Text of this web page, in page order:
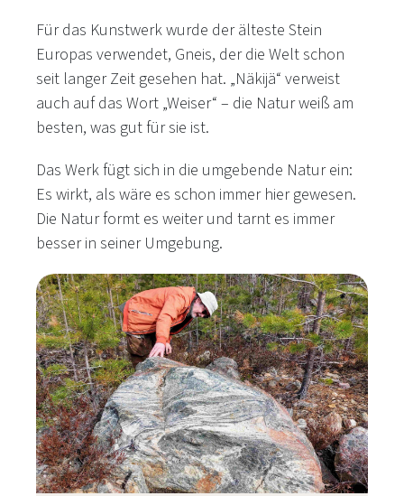
Für das Kunstwerk wurde der älteste Stein
Europas verwendet, Gneis, der die Welt schon
seit langer Zeit gesehen hat. „Näkijä“ verweist
auch auf das Wort „Weiser“ – die Natur weiß am
besten, was gut für sie ist.
Das Werk fügt sich in die umgebende Natur ein:
Es wirkt, als wäre es schon immer hier gewesen.
Die Natur formt es weiter und tarnt es immer
besser in seiner Umgebung.